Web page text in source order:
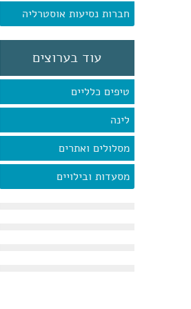
חברות נסיעות אוסטרליה
עוד בערוצים
טיפים כלליים
לינה
מסלולים ואתרים
מסעדות ובילויים